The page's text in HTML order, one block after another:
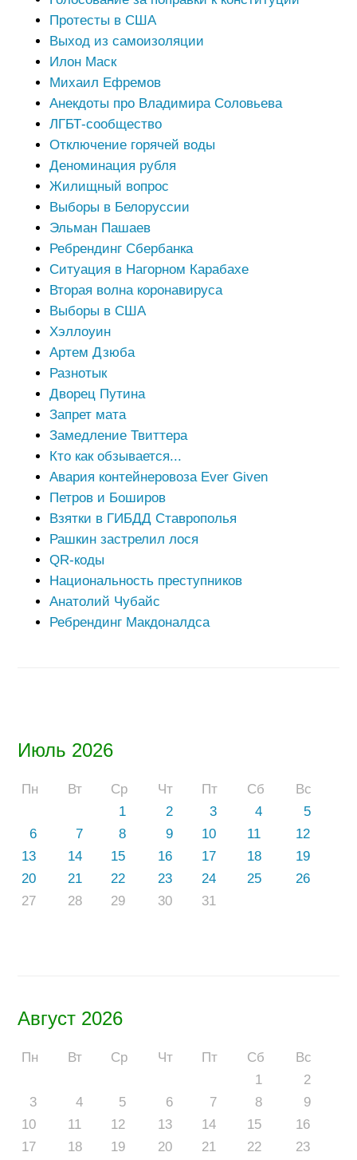
Июль 2026
Пн Вт Ср Чт Пт Сб
Вс
1
2 3 4
5
6
7 8 9 10 11
12
13
14 15 16 17 18
19
20
21 22 23 24 25
26
27
28 29 30 31
Август 2026
Пн Вт Ср Чт Пт Сб
Вс
1
2
3
4 5 6 7 8
9
10
11 12 13 14 15
16
17
18 19 20 21 22
23
Протесты в США
Выход из самоизоляции
Илон Маск
Михаил Ефремов
Анекдоты про Владимира Соловьева
ЛГБТ-сообщество
Отключение горячей воды
Деноминация рубля
Жилищный вопрос
Выборы в Белоруссии
Эльман Пашаев
Ребрендинг Сбербанка
Ситуация в Нагорном Карабахе
Вторая волна коронавируса
Выборы в США
Хэллоуин
Артем Дзюба
Разнотык
Дворец Путина
Запрет мата
Замедление Твиттера
Кто как обзывается...
Авария контейнеровоза Ever Given
Петров и Боширов
Взятки в ГИБДД Ставрополья
Рашкин застрелил лося
QR-коды
Национальность преступников
Анатолий Чубайс
Ребрендинг Макдоналдса